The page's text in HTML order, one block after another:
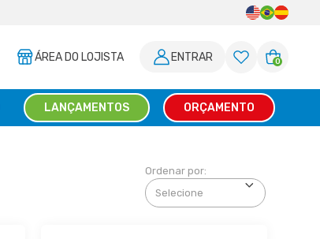
ÁREA DO LOJISTA ENTRAR 0
LANÇAMENTOS ORÇAMENTO
Ordenar por: